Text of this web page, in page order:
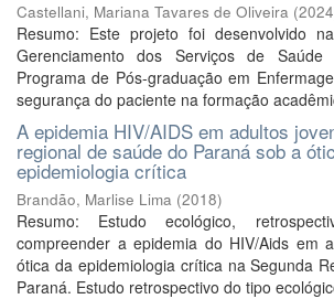
Castellani, Mariana Tavares de Oliveira (2024
Resumo: Este projeto foi desenvolvido
Gerenciamento dos Serviços de
Programa de Pós-graduação em
segurança do paciente na formação
A epidemia HIV/AIDS em adultos
regional de saúde do Paraná sob a
epidemiologia crítica
Brandão, Marlise Lima (2018)
Resumo: Estudo ecológico,
compreender a epidemia do HIV/Aids em
ótica da epidemiologia crítica na Segunda
Paraná. Estudo retrospectivo do tipo